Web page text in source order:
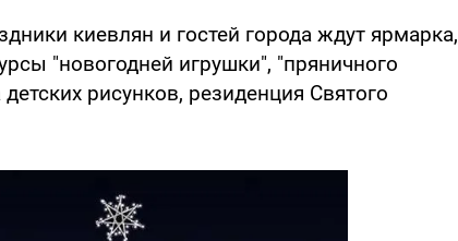
киевлян и гостей города ждут ярмарка,
"новогодней игрушки", "пряничного
рисунков, резиденция Святого